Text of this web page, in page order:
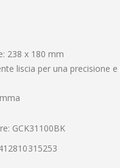
238 x 180 mm
liscia per una precisione
GCK31100BK